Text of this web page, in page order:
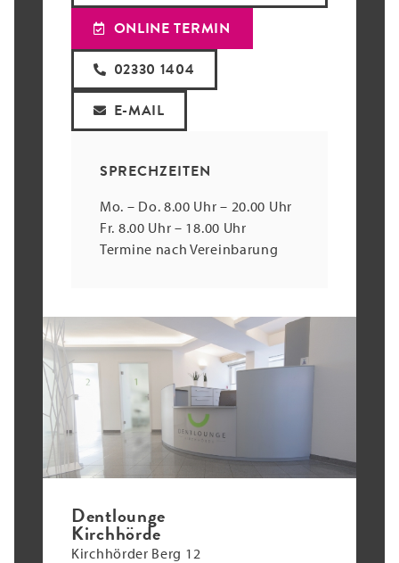
ONLINE TERMIN
02330 1404
E-MAIL
SPRECHZEITEN
Mo. – Do. 8.00 Uhr – 20.00 Uhr
Fr. 8.00 Uhr – 18.00 Uhr
Termine nach Vereinbarung
Dentlounge
Kirchhörde
Kirchhörder Berg 12